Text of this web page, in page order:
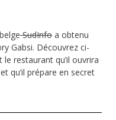
SudInfo a obtenu
Gabsi. Découvrez ci-
restaurant qu’il ouvrira
qu’il prépare en secret